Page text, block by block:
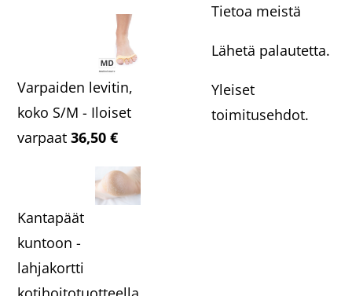
Varpaiden levitin,
koko S/M - Iloiset
varpaat 36,50€
Kantapäät
kuntoon -
lahjakortti
Tietoa meistä
Lähetä palautetta.
Yleiset
toimitusehdot.